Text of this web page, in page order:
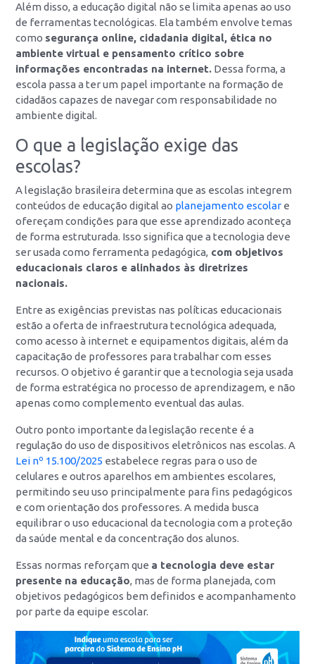
Além disso, a educação digital não se limita apenas ao uso
de ferramentas tecnológicas. Ela também envolve temas
como segurança online, cidadania digital, ética no
ambiente virtual e pensamento crítico sobre
informações encontradas na internet. Dessa forma, a
escola passa a ter um papel importante na formação de
cidadãos capazes de navegar com responsabilidade no
ambiente digital.
O que a legislação exige das
escolas?
A legislação brasileira determina que as escolas integrem
conteúdos de educação digital ao planejamento escolar e
ofereçam condições para que esse aprendizado aconteça
de forma estruturada. Isso significa que a tecnologia deve
ser usada como ferramenta pedagógica, com objetivos
educacionais claros e alinhados às diretrizes
nacionais.
Entre as exigências previstas nas políticas educacionais
estão a oferta de infraestrutura tecnológica adequada,
como acesso à internet e equipamentos digitais, além da
capacitação de professores para trabalhar com esses
recursos. O objetivo é garantir que a tecnologia seja usada
de forma estratégica no processo de aprendizagem, e não
apenas como complemento eventual das aulas.
Outro ponto importante da legislação recente é a
regulação do uso de dispositivos eletrônicos nas escolas. A
Lei nº 15.100/2025 estabelece regras para o uso de
celulares e outros aparelhos em ambientes escolares,
permitindo seu uso principalmente para fins pedagógicos
e com orientação dos professores. A medida busca
equilibrar o uso educacional da tecnologia com a proteção
da saúde mental e da concentração dos alunos.
Essas normas reforçam que a tecnologia deve estar
presente na educação, mas de forma planejada, com
objetivos pedagógicos bem definidos e acompanhamento
por parte da equipe escolar.